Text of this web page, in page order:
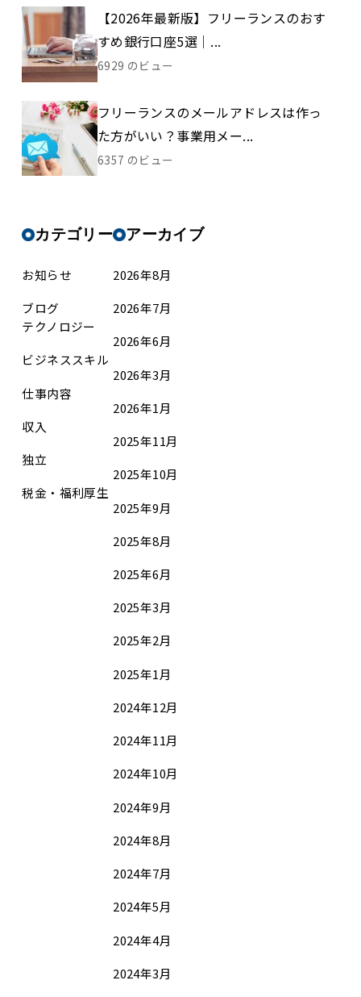
【2026年最新版】フリーランスのおす
すめ銀行口座5選｜...
6929 のビュー
フリーランスのメールアドレスは作っ
た方がいい？事業用メー...
6357 のビュー
カテゴリー
お知らせ
ブログ
テクノロジー
ビジネススキル
仕事内容
収入
独立
税金・福利厚生
アーカイブ
2026年8月
2026年7月
2026年6月
2026年3月
2026年1月
2025年11月
2025年10月
2025年9月
2025年8月
2025年6月
2025年3月
2025年2月
2025年1月
2024年12月
2024年11月
2024年10月
2024年9月
2024年8月
2024年7月
2024年5月
2024年4月
2024年3月